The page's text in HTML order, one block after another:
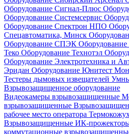
Оборудование Сигнал-Плюс
Оборудование Системсервис
Оборудование Спектрон НПО
Спецавтоматика, Минск
Оборудование СПЭК Оборудование
Теко Оборудование Технотэл
Оборудование Электротехника и
Эридан Оборудование Юнитест
Тестеры дымовых извещателей
Взрывозащищенное оборудование
Видеокамеры взрывозащищенные
взрывозащищенные
рабочее место оператора
Взрывозащищенные ИК-
коммутационные